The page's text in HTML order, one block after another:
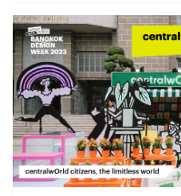
แพลนของคุณบนเว็บไซต์ของเรา
เวลา *อย่าลืมจองโปรแกรมล่วง
ไม่มีค่าใช้จ่าย สามารถ Walk-in
สำรองการเข้าชมล่วงหน้าเท่านั้
เงื่อนไขการเข้าชมงานของแต่ละ
bangkokdesignweek.com แล
Weekย่านไหนมีงาน ย่านนั้นมีเร
ความเคลื่อนไหวของแต่ละย่าน ติ
ตลาดน้อยได้ที่
เรื่องราวของย่านเยาวราชได้ที่
web.facebook.com/
web.facebook.com/
กิจกรรมสร้าง NFT ของย่าน งา
ทำมือ ตลาดสร้างสรรค์ ไปจนถึ
และดนตรีเชิงทดลอง นอกจากนี้
ประเด็น ไม่ว่าจะเรื่องความท้าท
DIY ภายในย่าน อนาคตของอุตส
เจริญรัถสู่ความเป็นย่านสร้างสร
ออกแบบสินค้าทำมือให้แข่งขันกับ
ออกแบบสามารถใช้เป็นเครื่องมื
เศรษฐกิจได้อย่างสุดปังจับมัดร
ตลาดพลูกันบ้าง ไฮไลต์ที่ไม่ควร
Interaction อภินิหาร ‘ตลาดพลู
เกิดการหมุนเวียนของเศรษฐกิ
ผลิตและช่วยกำจัดขยะที่เกิดจาก
สิ่งแวดล้อมดีขึ้นอีกด้วย ซึ่งสิ่งที่จ
บวกแบบนี้ได้ ต้องอาศัยการวิจัย
เทคโนโลยี และนวัตกรรมต่างๆ
ขยับตัวเข้ามาศึกษาและพัฒนาวิ
ตั้งแต่ปี 2565 ด้วยการศึกษาและ
ให้กลายเป็นสินค้าตกแต่งบ้านแล
ความเป็นไปได้ของวัสดุต่างๆ แล
มายาวนาน ปีนี้ในงาน Bangkok
เปิดตัวแบรนด์ MORE ครั้งแรก